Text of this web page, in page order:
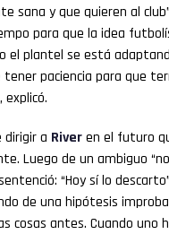
sana y que quieren al
para que la idea
el plantel se está
tener paciencia para que
explicó.
dirigir a Riveren el futuro
Luego de un ambiguo
“Hoy sí lo
de una hipótesis
cosas antes. Cuando uno